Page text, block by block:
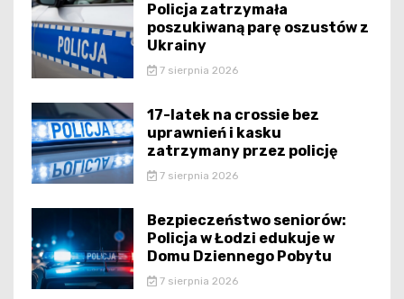
Policja zatrzymała
poszukiwaną parę oszustów z
Ukrainy
7 sierpnia 2026
17-latek na crossie bez
uprawnień i kasku
zatrzymany przez policję
7 sierpnia 2026
Bezpieczeństwo seniorów:
Policja w Łodzi edukuje w
Domu Dziennego Pobytu
7 sierpnia 2026